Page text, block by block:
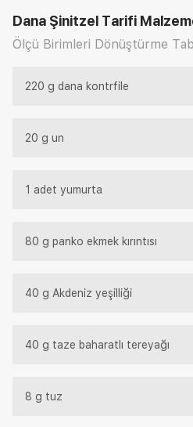
Dana Şinitzel Tarifi
Ölçü Birimleri Dönüştürme
220 g dana kontrfile
20 g un
1 adet yumurta
80 g panko ekmek kırıntısı
40 g Akdeniz yeşilliği
40 g taze baharatlı tereyağı
8 g tuz